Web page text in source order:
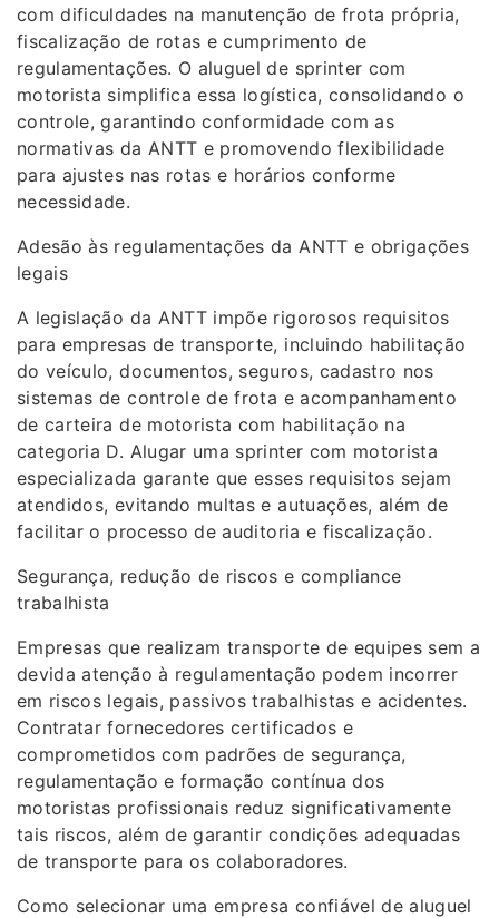
com dificuldades na manutenção de frota própria,
fiscalização de rotas e cumprimento de
regulamentações. O aluguel de sprinter com
motorista simplifica essa logística, consolidando o
controle, garantindo conformidade com as
normativas da ANTT e promovendo flexibilidade
para ajustes nas rotas e horários conforme
necessidade.
Adesão às regulamentações da ANTT e obrigações
legais
A legislação da ANTT impõe rigorosos requisitos
para empresas de transporte, incluindo habilitação
do veículo, documentos, seguros, cadastro nos
sistemas de controle de frota e acompanhamento
de carteira de motorista com habilitação na
categoria D. Alugar uma sprinter com motorista
especializada garante que esses requisitos sejam
atendidos, evitando multas e autuações, além de
facilitar o processo de auditoria e fiscalização.
Segurança, redução de riscos e compliance
trabalhista
Empresas que realizam transporte de equipes sem a
devida atenção à regulamentação podem incorrer
em riscos legais, passivos trabalhistas e acidentes.
Contratar fornecedores certificados e
comprometidos com padrões de segurança,
regulamentação e formação contínua dos
motoristas profissionais reduz significativamente
tais riscos, além de garantir condições adequadas
de transporte para os colaboradores.
Como selecionar uma empresa confiável de aluguel